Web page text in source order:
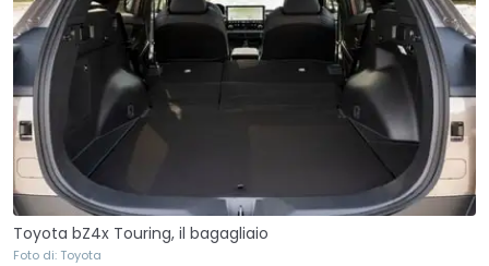
Toyota bZ4x Touring, il bagagliaio
Foto di: Toyota